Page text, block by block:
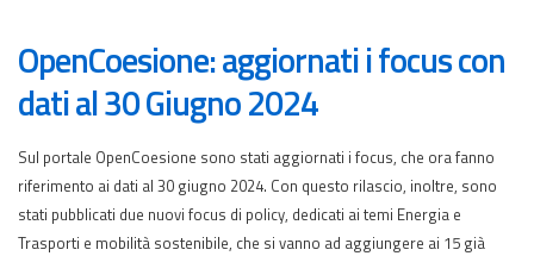
OpenCoesione: aggiornati i focus con
dati al 30 Giugno 2024
Sul portale OpenCoesione sono stati aggiornati i focus, che ora fanno
riferimento ai dati al 30 giugno 2024. Con questo rilascio, inoltre, sono
stati pubblicati due nuovi focus di policy, dedicati ai temi Energia e
Trasporti e mobilità sostenibile, che si vanno ad aggiungere ai 15 già